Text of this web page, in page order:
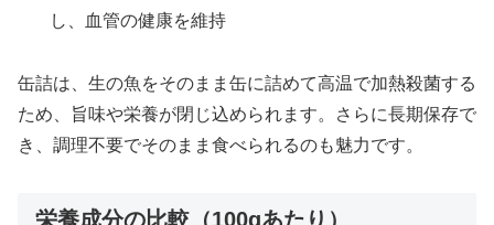
し、血管の健康を維持
缶詰は、生の魚をそのまま缶に詰めて高温で加熱殺菌する
ため、旨味や栄養が閉じ込められます。さらに長期保存で
き、調理不要でそのまま食べられるのも魅力です。
栄養成分の比較（100gあたり）